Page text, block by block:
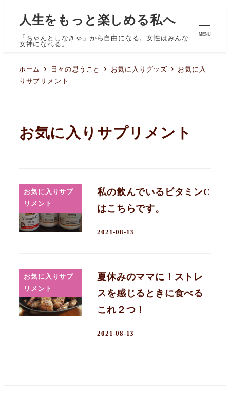
人生をもっと楽しめる私へ
「ちゃんとしなきゃ」から自由になる。女性はみんな
女神になれる。
MENU
ホーム 日々の思うこと お気に入りグッズ
お気に入
りサプリメント
お気に入りサプリメント
お気に入りサプ
リメント
私の飲んでいるビタミンC
はこちらです。
2021-08-13
お気に入りサプ
リメント
夏休みのママに！ストレ
スを感じるときに食べる
これ２つ！
2021-08-13